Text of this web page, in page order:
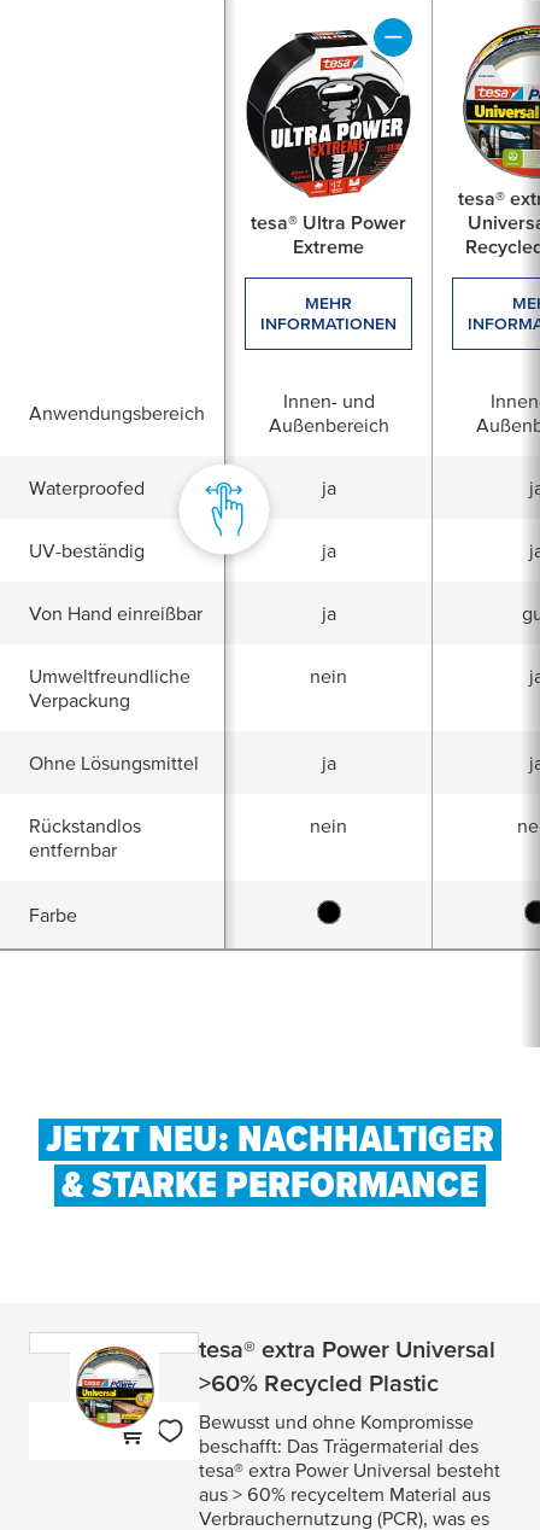
tesa® Ultra Power
Extreme
MEHR
INFORMATIONEN
tesa®
Anwendungsbereich
Innen- und
Außenbereich
Waterproofed ja
UV-beständig ja
Von Hand einreißbar ja
Umweltfreundliche
Verpackung
nein
Ohne Lösungsmittel ja
Rückstandlos
entfernbar
nein
Farbe
JETZT NEU: NACHHALTIGER
& STARKE PERFORMANCE
tesa® extra Power Universal
>60% Recycled Plastic
Bewusst und ohne Kompromisse
beschafft: Das Trägermaterial des
tesa® extra Power Universal besteht
aus > 60% recyceltem Material aus
Verbrauchernutzung (PCR), was es